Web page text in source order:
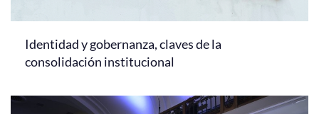
Identidad y gobernanza, claves de la
consolidación institucional